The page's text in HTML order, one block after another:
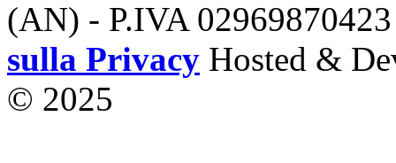
(AN) - P.IVA
sulla Privacy Hosted &
© 2025